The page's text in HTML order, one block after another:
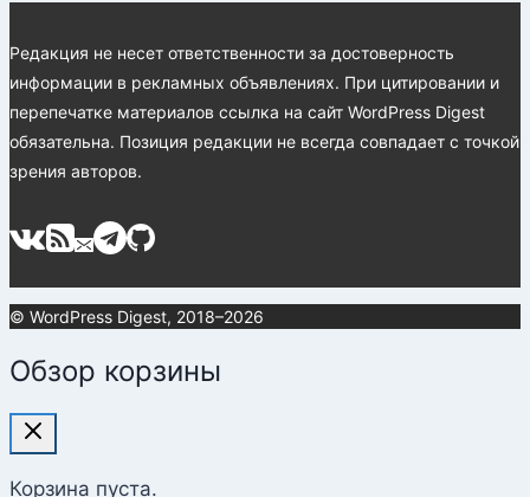
Редакция не несет ответственности за достоверность
информации в рекламных объявлениях. При цитировании и
перепечатке материалов ссылка на сайт WordPress Digest
обязательна. Позиция редакции не всегда совпадает с точкой
зрения авторов.
© WordPress Digest, 2018–2026
Обзор корзины
Корзина пуста.